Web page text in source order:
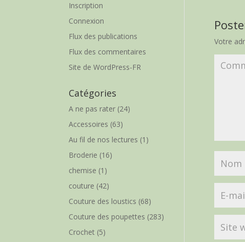
Votre
Inscription
Connexion
Flux des publications
Flux des commentaires
Site de WordPress-FR
Catégories
A ne pas rater (24)
Accessoires (63)
Au fil de nos lectures (1)
Broderie (16)
chemise (1)
couture (42)
Couture des loustics (68)
Couture des poupettes (283)
Crochet (5)